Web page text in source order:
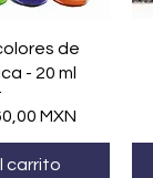
de
- 20 ml
de oferta
MXN
carrito